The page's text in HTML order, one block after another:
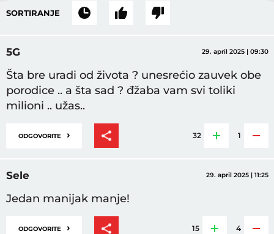
SORTIRANJE
5G 29. april 2025 | 09:30
Šta bre uradi od života ? unesrećio zauvek obe
porodice .. a šta sad ? đžaba vam svi toliki
milioni .. užas..
ODGOVORITE › 32 1
Sele 29. april 2025 | 11:25
Jedan manijak manje!
ODGOVORITE › 15 4